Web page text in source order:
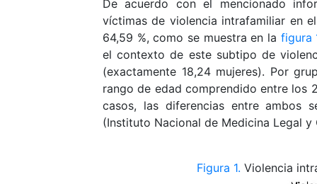
De acuerdo con el mencionado
víctimas de violencia intrafamiliar en
64,59 %, como se muestra en la figura
el contexto de este subtipo de
(exactamente 18,24 mujeres). Por
rango de edad comprendido entre los
casos, las diferencias entre ambos
(Instituto Nacional de Medicina Legal y
Figura 1. Violencia